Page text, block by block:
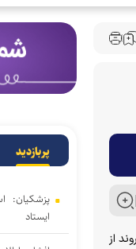
روز دوشنبه ۱۱ خرداد ۱۴۰۵ در اطلاعیه‌ای اعلام کرد: طی شبانه روز گذشته ۱۵ فروند کشتی که ۴ فروند از
پربازدید
پزشکیان:
ایستاد